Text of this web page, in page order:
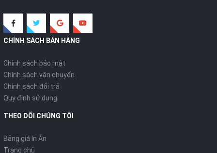
CHÍNH SÁCH BÁN HÀNG
Chính sách bảo mật
Chính sách vận chuyển
Chính sách đổi trả
Quy định sử dụng
THEO DÕI CHÚNG TÔI
Bảng giá In Ấn
Trang chủ